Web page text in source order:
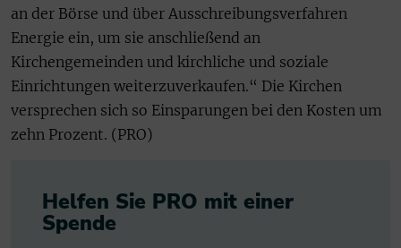
an der Börse und über Ausschreibungsverfahren
Energie ein, um sie anschließend an
Kirchengemeinden und kirchliche und soziale
Einrichtungen weiterzuverkaufen.“ Die Kirchen
versprechen sich so Einsparungen bei den Kosten um
zehn Prozent. (PRO)
Helfen Sie PRO mit einer
Spende